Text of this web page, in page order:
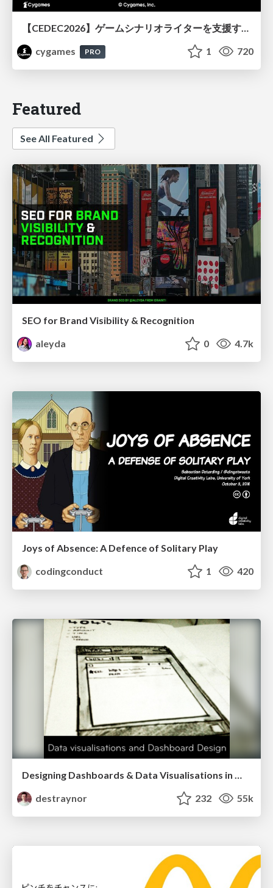
【CEDEC2026】ゲームシナリオライターを支援するAIツール開発の実践 ― 設計とプロンプトの工夫 ―
cygames
PRO 1 720
Featured
See All Featured
SEO for Brand Visibility & Recognition
aleyda
0 4.7k
Joys of Absence: A Defence of Solitary Play
codingconduct
1 420
Designing Dashboards & Data Visualisations in Web Apps
destraynor
232 55k